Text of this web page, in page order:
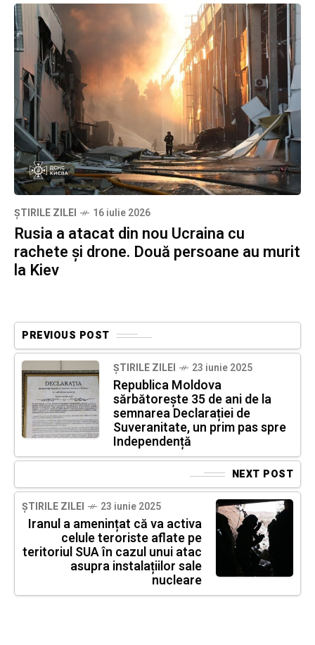
ȘTIRILE ZILEI 16 iulie 2026
Rusia a atacat din nou Ucraina cu
rachete și drone. Două persoane au murit
la Kiev
PREVIOUS POST
ȘTIRILE ZILEI 23 iunie 2025
Republica Moldova
sărbătorește 35 de ani de la
semnarea Declarației de
Suveranitate, un prim pas spre
Independență
NEXT POST
ȘTIRILE ZILEI 23 iunie 2025
Iranul a amenințat că va activa
celule teroriste aflate pe
teritoriul SUA în cazul unui atac
asupra instalațiilor sale
nucleare